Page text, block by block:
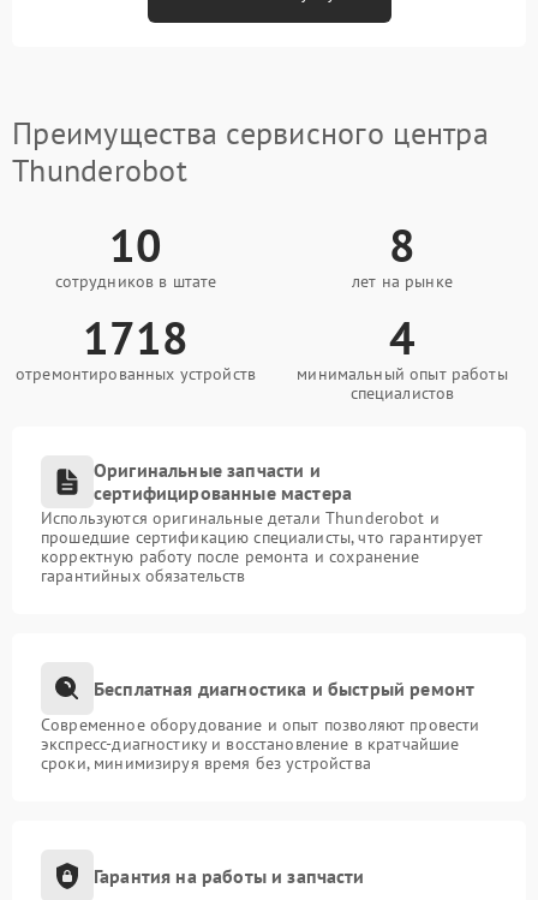
Преимущества сервисного центра
Thunderobot
10
сотрудников в штате
8
лет на рынке
1718
отремонтированных устройств
4
минимальный опыт работы
специалистов
Оригинальные запчасти и
сертифицированные мастера
Используются оригинальные детали Thunderobot и
прошедшие сертификацию специалисты, что гарантирует
корректную работу после ремонта и сохранение
гарантийных обязательств
Бесплатная диагностика и быстрый ремонт
Современное оборудование и опыт позволяют провести
экспресс-диагностику и восстановление в кратчайшие
сроки, минимизируя время без устройства
Гарантия на работы и запчасти